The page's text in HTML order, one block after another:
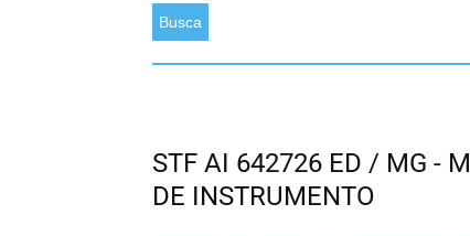
Busca
STF AI 642726 ED / MG -
DE INSTRUMENTO